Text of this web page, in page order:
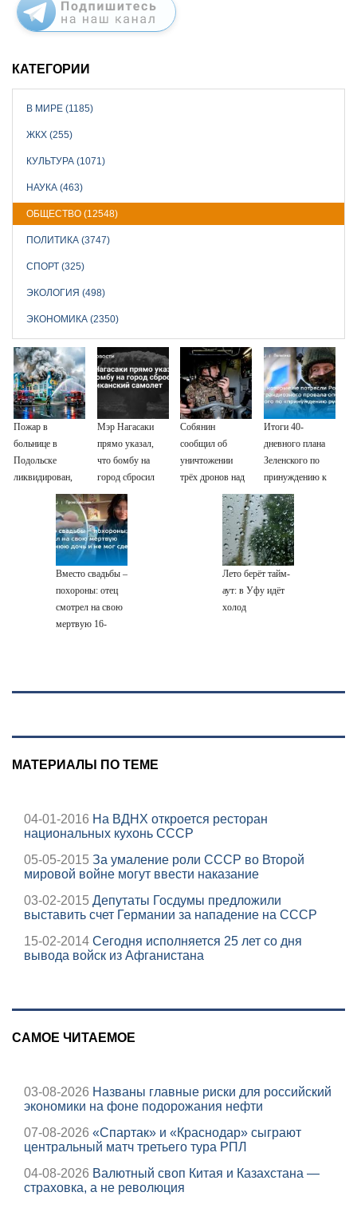
КАТЕГОРИИ
В МИРЕ (1185)
ЖКХ (255)
КУЛЬТУРА (1071)
НАУКА (463)
ОБЩЕСТВО (12548)
ПОЛИТИКА (3747)
СПОРТ (325)
ЭКОЛОГИЯ (498)
ЭКОНОМИКА (2350)
Пожар в
больнице в
Подольске
ликвидирован,
Мэр Нагасаки
прямо указал,
что бомбу на
город сбросил
американский
самолет
Собянин
сообщил об
уничтожении
трёх дронов над
Итоги 40-
дневного плана
Зеленского по
принуждению к
миру: как
ответила Россия,
полный разбор
провала операции
Украины от
военкора Коца
Вместо свадьбы –
похороны: отец
смотрел на свою
мертвую 16-
Лето берёт тайм-
аут: в Уфу идёт
холод
МАТЕРИАЛЫ ПО ТЕМЕ
04-01-2016 На ВДНХ откроется ресторан
национальных кухонь CCCР
05-05-2015 За умаление роли СССР во Второй
мировой войне могут ввести наказание
03-02-2015 Депутаты Госдумы предложили
выставить счет Германии за нападение на СССР
15-02-2014 Сегодня исполняется 25 лет со дня
вывода войск из Афганистана
САМОЕ ЧИТАЕМОЕ
03-08-2026 Названы главные риски для российский
экономики на фоне подорожания нефти
07-08-2026 «Спартак» и «Краснодар» сыграют
центральный матч третьего тура РПЛ
04-08-2026 Валютный своп Китая и Казахстана —
страховка, а не революция